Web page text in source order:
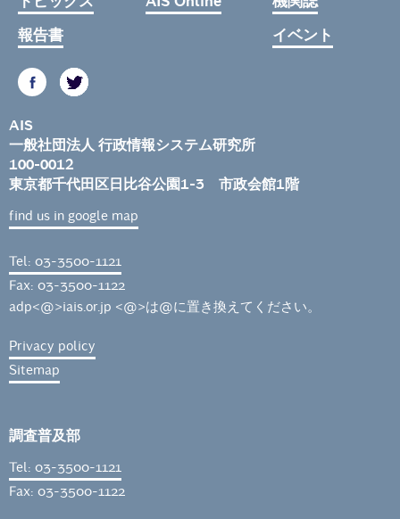
報告書
イベント
AIS
一般社団法人 行政情報システム研究所
100-0012
東京都千代田区日比谷公園1-3 市政会館1階
find us in google map
Tel: 03-3500-1121
Fax: 03-3500-1122
adp<@>iais.or.jp <@>は@に置き換えてください。
Privacy policy
Sitemap
調査普及部
Tel: 03-3500-1121
Fax: 03-3500-1122